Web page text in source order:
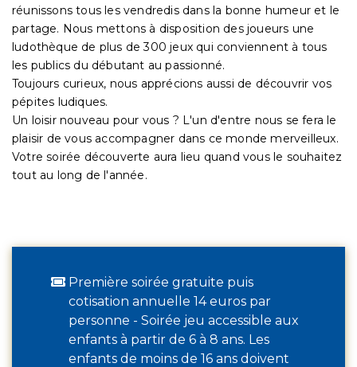
réunissons tous les vendredis dans la bonne humeur et le
partage. Nous mettons à disposition des joueurs une
ludothèque de plus de 300 jeux qui conviennent à tous
les publics du débutant au passionné.
Toujours curieux, nous apprécions aussi de découvrir vos
pépites ludiques.
Un loisir nouveau pour vous ? L'un d'entre nous se fera le
plaisir de vous accompagner dans ce monde merveilleux.
Votre soirée découverte aura lieu quand vous le souhaitez
tout au long de l'année.
Première soirée gratuite puis
cotisation annuelle 14 euros par
personne - Soirée jeu accessible aux
enfants à partir de 6 à 8 ans. Les
enfants de moins de 16 ans doivent